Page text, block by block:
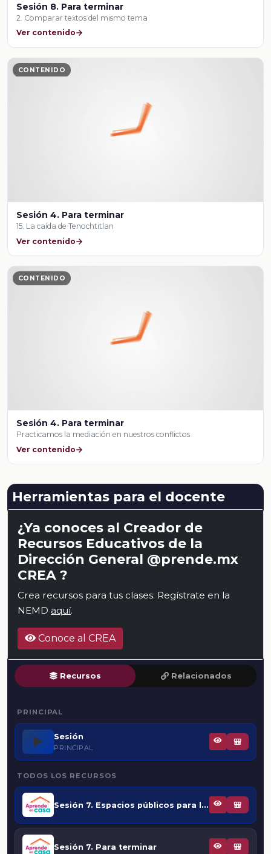
Sesión 8. Para terminar
2. Comparar textos del mismo tema
Ver contenido
CONTENIDO
Sesión 4. Para terminar
15. La caída de Tenochtitlan
Ver contenido
CONTENIDO
Sesión 4. Para terminar
Practicamos la mediación en nuestros conflictos
Ver contenido
Herramientas para el docente
¿Ya conoces al Creador de
Recursos Educativos de la
Dirección General @prende.mx
CREA ?
Crea recursos para tus clases. Regístrate en la
NEMD aquí.
Conoce al CREA
Recursos Relacionados
PRINCIPAL
▶️ Sesión
PRINCIPAL
🎒
TODOS LOS RECURSOS
Sesión 7. Espacios públicos para la lectura 🎒
Sesión 7. Para terminar 🎒